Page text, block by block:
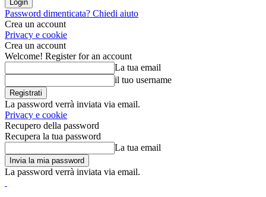
Password dimenticata? Chiedi aiuto
Crea un account
Privacy e cookie
Crea un account
Welcome! Register for an account
La tua email
il tuo username
La password verrà inviata via email.
Privacy e cookie
Recupero della password
Recupera la tua password
La tua email
La password verrà inviata via email.